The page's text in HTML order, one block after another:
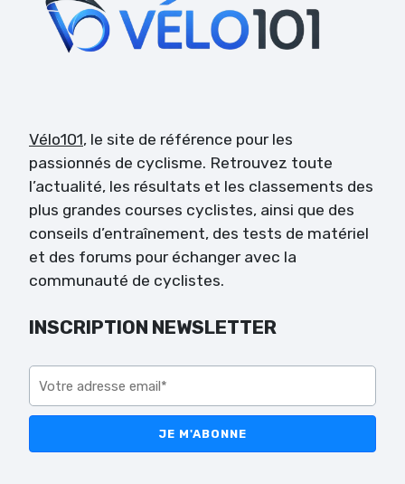
Vélo101, le site de référence pour les
passionnés de cyclisme. Retrouvez toute
l’actualité, les résultats et les classements des
plus grandes courses cyclistes, ainsi que des
conseils d’entraînement, des tests de matériel
et des forums pour échanger avec la
communauté de cyclistes.
INSCRIPTION NEWSLETTER